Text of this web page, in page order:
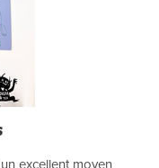
excellent moyen